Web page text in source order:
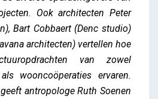
Ook architecten Peter
Bart Cobbaert (Denc studio)
architecten) vertellen hoe
van zowel
wooncoöperaties ervaren.
antropologe Ruth Soenen